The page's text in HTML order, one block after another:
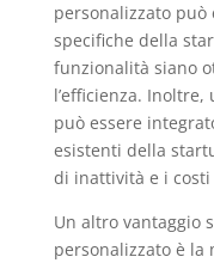
personalizzato può
specifiche della
funzionalità siano
l’efficienza. Inoltre,
può essere
esistenti della
di inattività e i
Un altro vantaggio
personalizzato è la